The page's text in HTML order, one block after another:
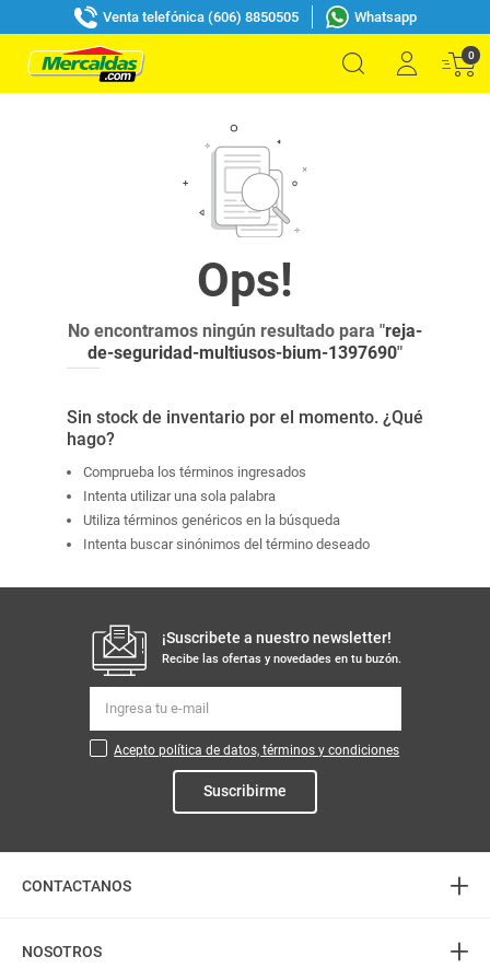
Venta telefónica (606) 8850505 Whatsapp
0
No encontramos ningún resultado para "reja-
de-seguridad-multiusos-bium-1397690"
Sin stock de inventario por el momento. ¿Qué
hago?
Comprueba los términos ingresados
Intenta utilizar una sola palabra
Utiliza términos genéricos en la búsqueda
Intenta buscar sinónimos del término deseado
¡Suscribete a nuestro newsletter!
Recibe las ofertas y novedades en tu buzón.
Acepto política de datos, términos y condiciones
Suscribirme
CONTACTANOS +
Atención telefónica
NOSOTROS +